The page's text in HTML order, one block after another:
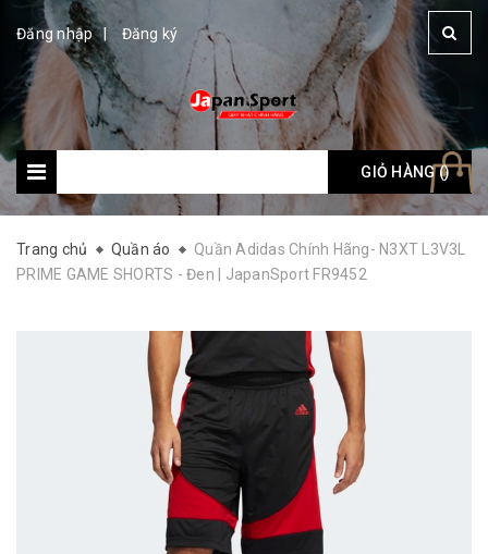
Đăng nhập Đăng ký
Giỏ hàng: ()
GIỎ HÀNG ()
Trang chủ Quần áo
Quần Adidas Chính Hãng- N3XT L3V3L
PRIME GAME SHORTS - Đen | JapanSport FR9452